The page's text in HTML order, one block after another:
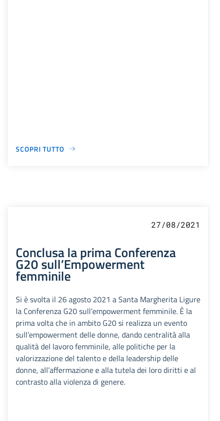
SCOPRI TUTTO
27/08/2021
Conclusa la prima Conferenza
G20 sull’Empowerment
femminile
Si è svolta il 26 agosto 2021 a Santa Margherita Ligure
la Conferenza G20 sull’empowerment femminile. È la
prima volta che in ambito G20 si realizza un evento
sull’empowerment delle donne, dando centralità alla
qualità del lavoro femminile, alle politiche per la
valorizzazione del talento e della leadership delle
donne, all’affermazione e alla tutela dei loro diritti e al
contrasto alla violenza di genere.